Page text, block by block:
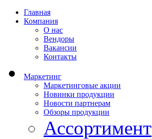
Главная
Компания
О нас
Вендоры
Вакансии
Контакты
Маркетинг
Маркетинговые акции
Новинки продукции
Новости партнерам
Обзоры продукции
Ассортимент